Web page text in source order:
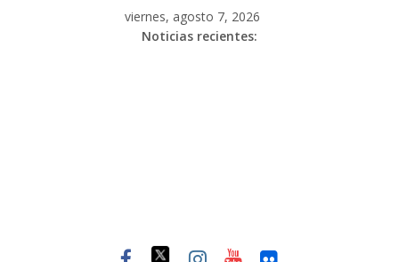
viernes, agosto 7, 2026
Noticias recientes: